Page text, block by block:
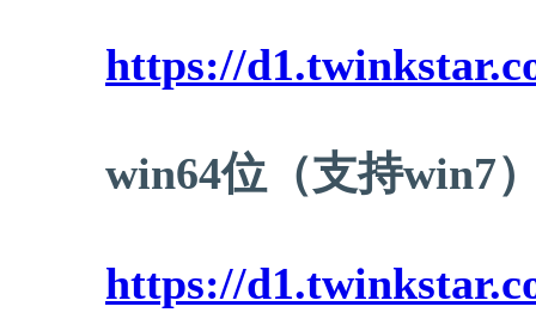
https://
win64位（支持win7
https://